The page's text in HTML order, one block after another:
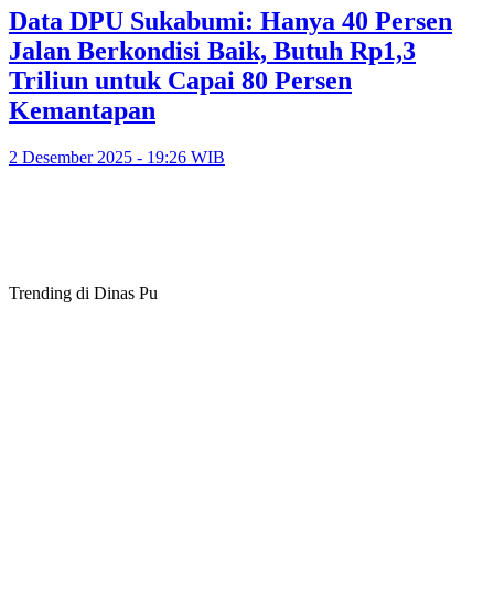
Data DPU Sukabumi: Hanya 40 Persen
Jalan Berkondisi Baik, Butuh Rp1,3
Triliun untuk Capai 80 Persen
Kemantapan
2 Desember 2025 - 19:26 WIB
Trending di Dinas Pu